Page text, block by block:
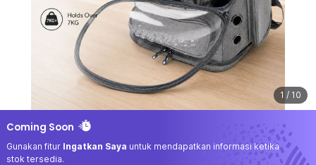
1 / 10
Coming Soon
Gunakan fitur Ingatkan Saya untuk mendapatkan informasi ketika
stok tersedia.